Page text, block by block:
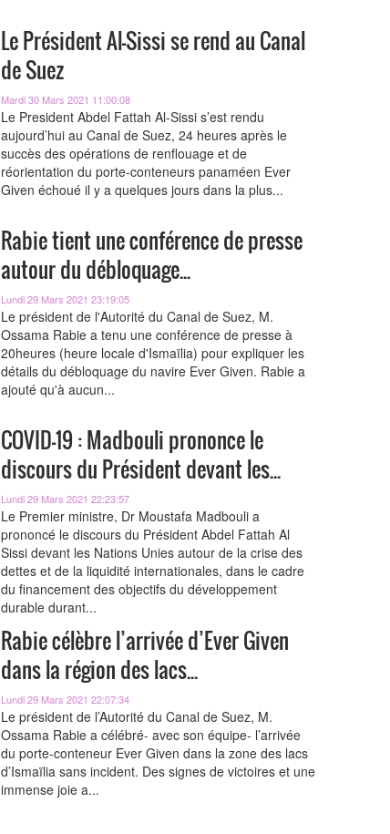
Le Président Al-Sissi se rend au Canal
de Suez
Mardi 30 Mars 2021 11:00:08
Le President Abdel Fattah Al-Sissi s’est rendu
aujourd’hui au Canal de Suez, 24 heures après le
succès des opérations de renflouage et de
réorientation du porte-conteneurs panaméen Ever
Given échoué il y a quelques jours dans la plus...
Rabie tient une conférence de presse
autour du débloquage...
Lundi 29 Mars 2021 23:19:05
Le président de l'Autorité du Canal de Suez, M.
Ossama Rabie a tenu une conférence de presse à
20heures (heure locale d'Ismaïlia) pour expliquer les
détails du débloquage du navire Ever Given. Rabie a
ajouté qu'à aucun...
COVID-19 : Madbouli prononce le
discours du Président devant les...
Lundi 29 Mars 2021 22:23:57
Le Premier ministre, Dr Moustafa Madbouli a
prononcé le discours du Président Abdel Fattah Al
Sissi devant les Nations Unies autour de la crise des
dettes et de la liquidité internationales, dans le cadre
du financement des objectifs du développement
durable durant...
Rabie célèbre l’arrivée d’Ever Given
dans la région des lacs...
Lundi 29 Mars 2021 22:07:34
Le président de l’Autorité du Canal de Suez, M.
Ossama Rabie a célébré- avec son équipe- l’arrivée
du porte-conteneur Ever Given dans la zone des lacs
d’Ismaïlia sans incident. Des signes de victoires et une
immense joie a...